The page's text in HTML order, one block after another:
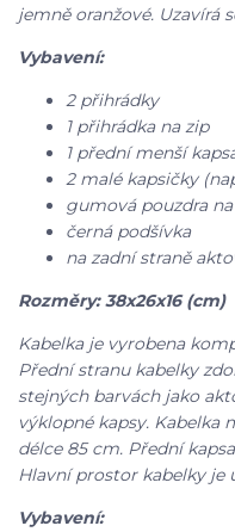
jemně oranžové. Uzavírá
Vybavení:
2 přihrádky
1 přihrádka na zip
1 přední menší
2 malé kapsičky
gumová pouzdra
černá podšívka
na zadní straně
Rozměry: 38x26x16 (cm)
Kabelka je vyrobena
Přední stranu kabelky
stejných barvách jako
výklopné kapsy. Kabelka
délce 85 cm. Přední
Hlavní prostor kabelky je
Vybavení: